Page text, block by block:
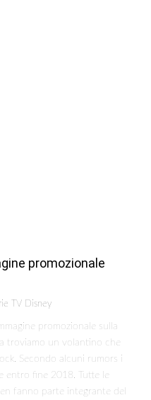
promozionale
TV Disney
promozionale sulla
troviamo un volantino che
Secondo alcuni rumors i
entro fine 2018. Tutte le
fanno parte integrante del